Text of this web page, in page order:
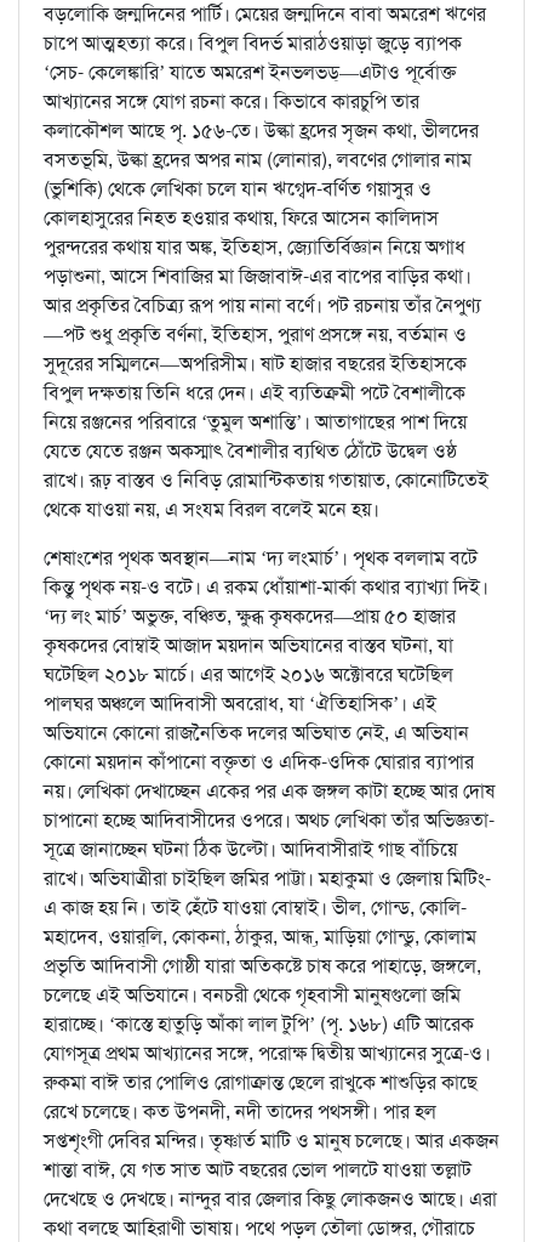
বড়লোকি জন্মদিনের পার্টি। মেয়ের জন্মদিনে বাবা অমরেশ ঋণের
চাপে আত্মহত্যা করে। বিপুল বিদর্ভ মারাঠওয়াড়া জুড়ে ব্যাপক
‘সেচ- কেলেঙ্কারি’ যাতে অমরেশ ইনভলভড্‌—এটাও পূর্বোক্ত
আখ্যানের সঙ্গে যোগ রচনা করে। কিভাবে কারচুপি তার
কলাকৌশল আছে পৃ. ১৫৬-তে। উল্কা হ্রদের সৃজন কথা, ভীলদের
বসতভূমি, উল্কা হ্রদের অপর নাম (লোনার), লবণের গোলার নাম
(ভুশিকি) থেকে লেখিকা চলে যান ঋগ্বেদ-বর্ণিত গয়াসুর ও
কোলহাসুরের নিহত হওয়ার কথায়, ফিরে আসেন কালিদাস
পুরন্দরের কথায় যার অঙ্ক, ইতিহাস, জ্যোতির্বিজ্ঞান নিয়ে অগাধ
পড়াশুনা, আসে শিবাজির মা জিজাবাঈ-এর বাপের বাড়ির কথা।
আর প্রকৃতির বৈচিত্র্য রূপ পায় নানা বর্ণে। পট রচনায় তাঁর নৈপুণ্য
—পট শুধু প্রকৃতি বর্ণনা, ইতিহাস, পুরাণ প্রসঙ্গে নয়, বর্তমান ও
সুদূরের সম্মিলনে—অপরিসীম। ষাট হাজার বছরের ইতিহাসকে
বিপুল দক্ষতায় তিনি ধরে দেন। এই ব্যতিক্রমী পটে বৈশালীকে
নিয়ে রঞ্জনের পরিবারে ‘তুমুল অশান্তি’। আতাগাছের পাশ দিয়ে
যেতে যেতে রঞ্জন অকস্মাৎ বৈশালীর ব্যথিত ঠোঁটে উদ্বেল ওষ্ঠ
রাখে। রূঢ় বাস্তব ও নিবিড় রোমান্টিকতায় গতায়াত, কোনোটিতেই
থেকে যাওয়া নয়, এ সংযম বিরল বলেই মনে হয়।
শেষাংশের পৃথক অবস্থান—নাম ‘দ্য লংমার্চ’। পৃথক বললাম বটে
কিন্তু পৃথক নয়-ও বটে। এ রকম ধোঁয়াশা-মার্কা কথার ব্যাখ্যা দিই।
‘দ্য লং মার্চ’ অভুক্ত, বঞ্চিত, ক্ষুব্ধ কৃষকদের—প্রায় ৫০ হাজার
কৃষকদের বোম্বাই আজাদ ময়দান অভিযানের বাস্তব ঘটনা, যা
ঘটেছিল ২০১৮ মার্চে। এর আগেই ২০১৬ অক্টোবরে ঘটেছিল
পালঘর অঞ্চলে আদিবাসী অবরোধ, যা ‘ঐতিহাসিক’। এই
অভিযানে কোনো রাজনৈতিক দলের অভিঘাত নেই, এ অভিযান
কোনো ময়দান কাঁপানো বক্তৃতা ও এদিক-ওদিক ঘোরার ব্যাপার
নয়। লেখিকা দেখাচ্ছেন একের পর এক জঙ্গল কাটা হচ্ছে আর দোষ
চাপানো হচ্ছে আদিবাসীদের ওপরে। অথচ লেখিকা তাঁর অভিজ্ঞতা-
সূত্রে জানাচ্ছেন ঘটনা ঠিক উল্টো। আদিবাসীরাই গাছ বাঁচিয়ে
রাখে। অভিযাত্রীরা চাইছিল জমির পাট্টা। মহাকুমা ও জেলায় মিটিং-
এ কাজ হয় নি। তাই হেঁটে যাওয়া বোম্বাই। ভীল, গোন্ড, কোলি-
মহাদেব, ওয়ার্‌লি, কোকনা, ঠাকুর, আন্ধ্‌, মাড়িয়া গোন্ডু, কোলাম
প্রভৃতি আদিবাসী গোষ্ঠী যারা অতিকষ্টে চাষ করে পাহাড়ে, জঙ্গলে,
চলেছে এই অভিযানে। বনচরী থেকে গৃহবাসী মানুষগুলো জমি
হারাচ্ছে। ‘কাস্তে হাতুড়ি আঁকা লাল টুপি’ (পৃ. ১৬৮) এটি আরেক
যোগসূত্র প্রথম আখ্যানের সঙ্গে, পরোক্ষ দ্বিতীয় আখ্যানের সুত্রে-ও।
রুকমা বাঈ তার পোলিও রোগাক্রান্ত ছেলে রাখুকে শাশুড়ির কাছে
রেখে চলেছে। কত উপনদী, নদী তাদের পথসঙ্গী। পার হল
সপ্তশৃংগী দেবির মন্দির। তৃষ্ণার্ত মাটি ও মানুষ চলেছে। আর একজন
শান্তা বাঈ, যে গত সাত আট বছরের ভোল পালটে যাওয়া তল্লাট
দেখেছে ও দেখছে। নান্দুর বার জেলার কিছু লোকজনও আছে। এরা
কথা বলছে আহিরাণী ভাষায়। পথে পড়ল তৌলা ডোঙ্গর, গৌরাচে